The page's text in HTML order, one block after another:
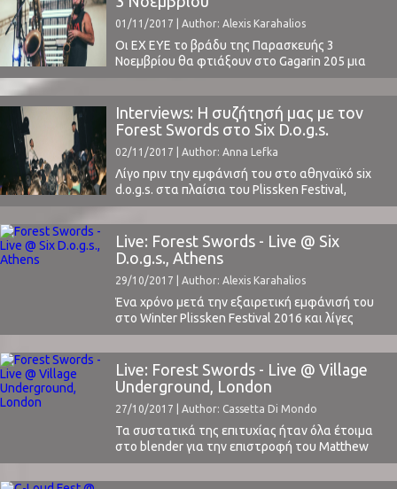
και να εμφανιστεί μεταμφιεσμένη ως Lola
Bunny από ...
01/11/2017 | Author: Alexis Karahalios
Οι EX EYE το βράδυ της Παρασκευής 3
Νοεμβρίου θα φτιάξουν στο Gagarin 205 μια
εξαιρετικά πολύπλοκη και ταυτόχρονα
δραματικά όμορφη και υποβλητική
ατμόσφαιρα, που θα ξεπεράσει τις συνήθεις
προσδοκίες και θα οδηγήσει τους θεατές σε
ένα αχαρτογράφητο ταξίδι προς την καθολική
υπέρβαση.Οι EX EYE φτιάχνουν μουσική που
έχει δύναμη, έλεγχο, ...
Interviews: Η συζήτησή μας με τον
Forest Swords στο Six D.o.g.s.
02/11/2017 | Author: Anna Lefka
Λίγο πριν την εμφάνισή του στο αθηναϊκό six
d.o.g.s. στα πλαίσια του Plissken Festival,
συναντήσαμε τον Matthew Barnes, a.k.a. Forest
Swords, και συζητήσαμε για το "Compassion" -
την τελευταία του δουλειά - για τις ανθρώπινες
σχέσεις και τα εμπόδια που βάζουν ή που
υπερβαίνουν οι άνθρωποι όταν πρόκειται για
αυτές, ...
Live: Forest Swords - Live @ Six
D.o.g.s., Athens
29/10/2017 | Author: Alexis Karahalios
Ένα χρόνο μετά την εξαιρετική εμφάνισή του
στο Winter Plissken Festival 2016 και λίγες
μέρες μετά το live του στο Village Underground
του Λονδίνου, ο Forest Swords επέστρεψε στην
Αθήνα και στο six d.o.g.s. Είχαμε την τύχη και
φέτος, αυτή τη φορά δια ζώσης, να μιλήσουμε
μαζί του μια ώρα πριν ...
Live: Forest Swords - Live @ Village
Underground, London
27/10/2017 | Author: Cassetta Di Mondo
Τα συστατικά της επιτυχίας ήταν όλα έτοιμα
στο blender για την επιστροφή του Matthew
Barnes στο Λονδίνο μετά από τις αποθεωτικές
κριτικές για το τελευταίο του release